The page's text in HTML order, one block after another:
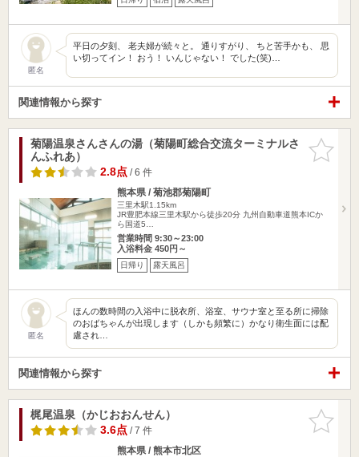
匿名
平日の夕刻、 老夫婦が続々と。 通りすがり、 ちと苦手かも、 思
い切ってイン！ おう！ いんじゃない！ でした(笑)…
関連情報から探す
お気に入
りに追加
菊陽温泉さんさんの湯（菊陽町総合交流ターミナルさ
んふれあ）
2.8点/ 6 件
熊本県 / 菊池郡菊陽町
三里木駅1.15km
JR豊肥本線三里木駅から徒歩20分 九州自動車道熊本ICか
ら国道5…
営業時間 9:30～23:00
入浴料金 450円～
日帰り 露天風呂
匿名
ほんの数時間の入浴中に脱衣所、浴室、サウナ室と至る所に掃除
のおばちゃんが出現します（しかも頻繁に）かなり衛生面には配
慮され…
関連情報から探す
お気に入
りに追加
梶尾温泉（かじおおんせん）
3.6点/ 7 件
熊本県 / 熊本市北区